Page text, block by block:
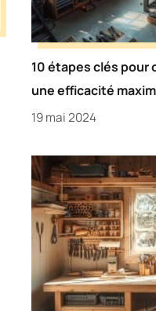
10 étapes clés pour
une efficacité
19 mai 2024